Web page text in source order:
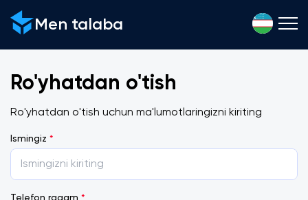
Men talaba
Ro'yhatdan o'tish
Ro'yhatdan o'tish uchun ma'lumotlaringizni kiriting
Ismingiz *
Telefon raqam *